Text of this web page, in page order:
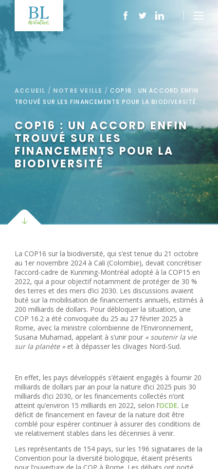
ACCUEIL / NOTRE VEILLE /COP16 : UN ACCORD ENFIN
TROUVÉ SUR LES FINANCEMENTS POUR LA BIODIVERSITÉ
COP16 : UN ACCORD ENFIN
TROUVÉ SUR LES
FINANCEMENTS POUR LA
BIODIVERSITÉ
La COP16 sur la biodiversité, qui s’est tenue du 21 octobre
au 1er novembre 2024 à Cali (Colombie), devait concrétiser
l’accord-cadre de Kunming-Montréal adopté à la COP15 en
2022, qui a pour objectif notamment de protéger de 30 %
des terres et des mers d’ici 2030. Les discussions avaient
buté sur la mobilisation de financements annuels, estimés à
200 milliards de dollars. Pour débloquer la situation, une
COP 16.2 a été convoquée du 25 au 27 février 2025 à
Rome, avec la ministre colombienne de l’Environnement,
Susana Muhamad, appelant à s’unir pour « soutenir la vie
sur la planète » et à dépasser les clivages Nord-Sud.
En effet, les pays développés s’étaient engagés à fournir 20
milliards de dollars par an pour la nature d’ici 2025 puis 30
milliards d’ici 2030, or les financements collectés n’ont
atteint qu’environ 15 milliards en 2022, selon l’OCDE. Le
déficit de financement en faveur de la nature doit être
comblé pour espérer continuer à assurer des conditions de
vie relativement stables dans les décennies à venir.
Les représentants de 154 pays, sur les 196 signataires de la
Convention pour la diversité biologique, étaient présents